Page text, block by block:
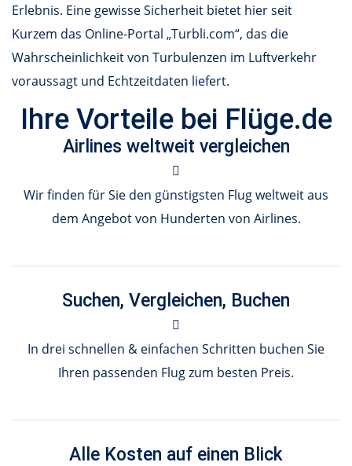
Erlebnis. Eine gewisse Sicherheit bietet hier seit
Kurzem das Online-Portal „Turbli.com“, das die
Wahrscheinlichkeit von Turbulenzen im Luftverkehr
voraussagt und Echtzeitdaten liefert.
Ihre Vorteile bei Flüge.de
Airlines weltweit vergleichen
Wir finden für Sie den günstigsten Flug weltweit aus
dem Angebot von Hunderten von Airlines.
Suchen, Vergleichen, Buchen
In drei schnellen & einfachen Schritten buchen Sie
Ihren passenden Flug zum besten Preis.
Alle Kosten auf einen Blick